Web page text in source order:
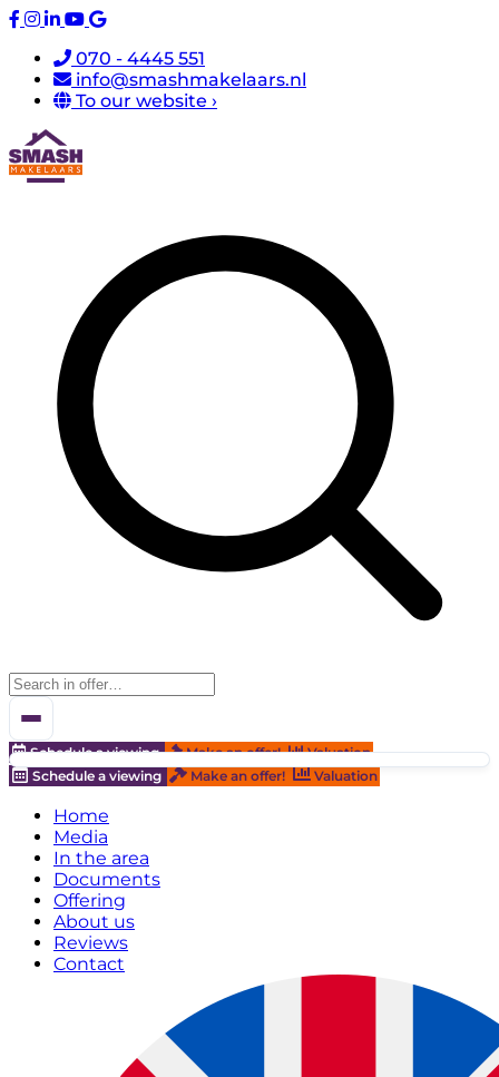
070 - 4445 551
info@smashmakelaars.nl
To our website ›
Schedule a viewing Make an offer!
Valuation
Schedule a viewing
Make an offer! Valuation
Home
Media
In the area
Documents
Offering
About us
Reviews
Contact